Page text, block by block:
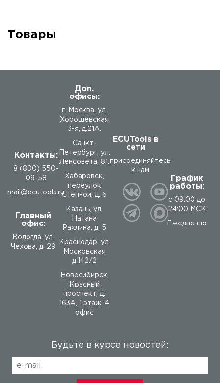
Товары
Контакты:
8 (800) 550-
09-58
mail@ecutools.ru
Главный
офис:
Вологда, ул.
Чехова, д. 29
Доп.
офисы:
г. Москва, ул.
Хорошёвская
3-я, д.21А.
Санкт-
Петербург, ул.
Ленсовета, 81.
Хабаровск,
переулок
Степной, д. 6
Казань, ул.
Натана
Рахлина, д. 5
Краснодар, ул.
Московская
д.142/2
Новосибирск,
Красный
проспект, д.
163А, 1 этаж, 4
офис
ECUTools в
сети
присоединяйтесь
к нам
График
работы:
с 09:00 до
24:00 МСК
Ежедневно
Будьте в курсе новостей: